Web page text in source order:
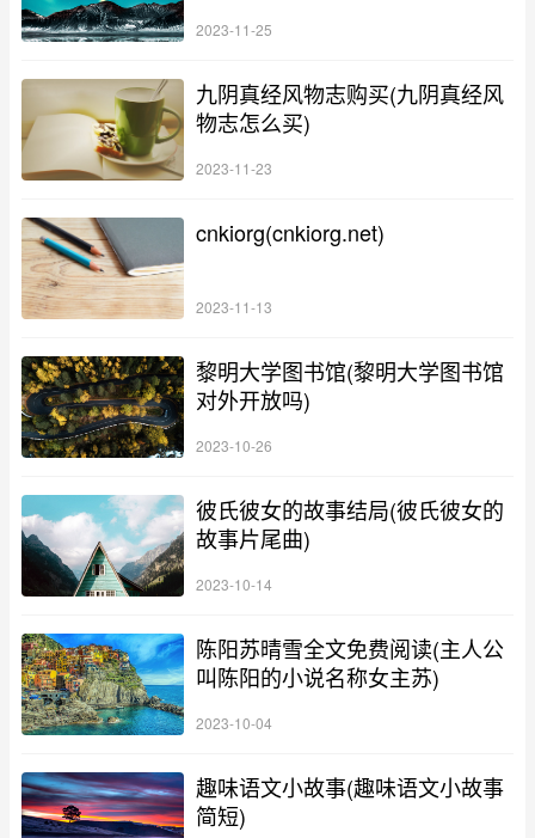
2023-11-25
九阴真经风物志购买(九阴真经风
物志怎么买)
2023-11-23
cnkiorg(cnkiorg.net)
2023-11-13
黎明大学图书馆(黎明大学图书馆
对外开放吗)
2023-10-26
彼氏彼女的故事结局(彼氏彼女的
故事片尾曲)
2023-10-14
陈阳苏晴雪全文免费阅读(主人公
叫陈阳的小说名称女主苏)
2023-10-04
趣味语文小故事(趣味语文小故事
简短)